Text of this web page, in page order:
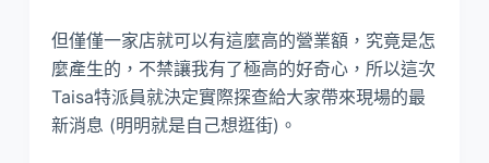
但僅僅一家店就可以有這麼高的營業額，究竟是怎
麼產生的，不禁讓我有了極高的好奇心，所以這次
Taisa特派員就決定實際探查給大家帶來現場的最
新消息 (明明就是自己想逛街)。